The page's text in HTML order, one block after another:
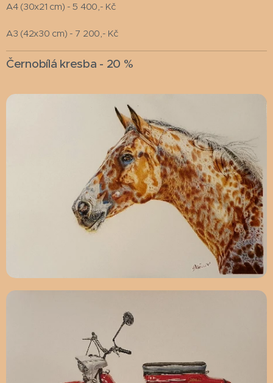
A4 (30x21 cm) - 5 400,- Kč
A3 (42x30 cm) - 7 200,- Kč
Černobílá kresba - 20 %